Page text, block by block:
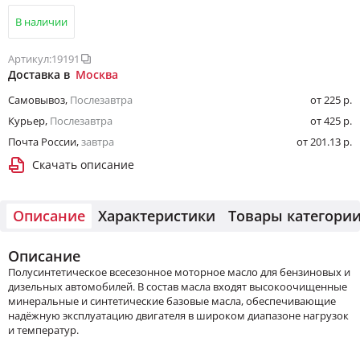
В наличии
Артикул:19191
Доставка в Москва
Самовывоз, Послезавтра
от 225 р.
Курьер, Послезавтра
от 425 р.
Почта России,завтра от 201.13 р.
Скачать описание
Описание Характеристики Товары
Описание
Полусинтетическое всесезонное моторное масло для бензиновых и
дизельных автомобилей. В состав масла входят высокоочищенные
минеральные и синтетические базовые масла, обеспечивающие
надёжную эксплуатацию двигателя в широком диапазоне нагрузок
и температур.